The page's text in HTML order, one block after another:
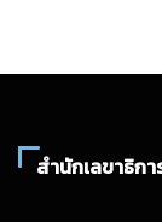
สำนักเลขาธิก